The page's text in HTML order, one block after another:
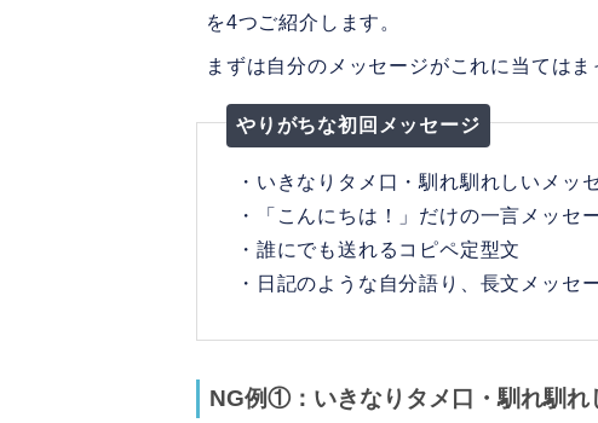
を4つご紹介します。
まずは自分のメッセージがこれに当ては
やりがちな初回メッセージ
・いきなりタメ口・馴れ馴れしいメッ
・「こんにちは！」だけの一言メッセ
・誰にでも送れるコピペ定型文
・日記のような自分語り、長文メッセ
NG例①：いきなりタメ口・馴れ馴れ